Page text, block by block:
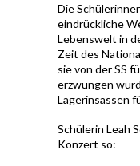
Die
eindrückliche
Lebenswelt in
Zeit des
sie von der SS
erzwungen
Lagerinsassen
Schülerin Leah
Konzert so: